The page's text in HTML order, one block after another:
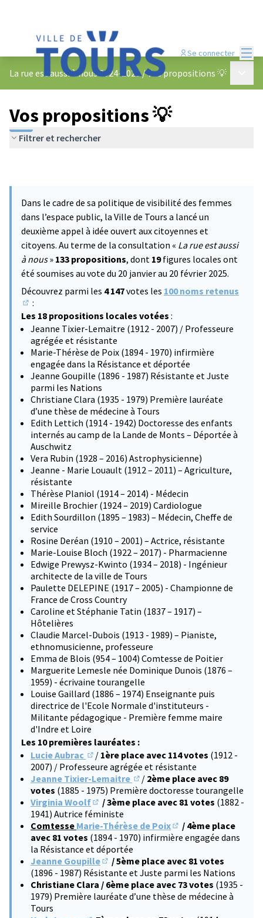
Se connecter
La rue est aussi à nous 2024-2025 /Vos propositions 💡
Vos propositions 💡
Filtrer et rechercher
Dans le cadre de sa politique de visibilité des femmes
dans l’espace public, la Ville de Tours a lancé un
deuxième appel à idée ouvert aux citoyennes et
citoyens. Au terme de la consultation « La rue est aussi
à nous» 133 propositions, dont 19figures locales ont
été soumises au vote du 20 janvier au 20 février 2025.
Découvrez parmi les 4 147votes les 100 noms retenus
(S'ouvre dans un nouvel onglet)
:
Les 18 propositions locales votées :
Jeanne Tixier-Lemaitre (1912 - 2007) / Professeure
agrégée et résistante
Marie-Thérèse de Poix (1894 - 1970) infirmière
engagée dans la Résistance et déportée
Jeanne Goupille (1896 - 1987) Résistante et Juste
parmi les Nations
Christiane Clara (1935 - 1979) Première lauréate
d’une thèse de médecine à Tours
Edith Lettich (1914 - 1942) Doctoresse des enfants
internés au camp de la Lande de Monts – Déportée à
Auschwitz
Vera Rubin (1928 – 2016) Astrophysicienne)
Jeanne - Marie Louault (1912 – 2011) – Agriculture,
résistante
Thérèse Planiol (1914 – 2014) - Médecin
Mireille Brochier (1924 – 2019) Cardiologue
Edith Sourdillon (1895 – 1983) – Médecin, Cheffe de
service
Rosine Deréan (1910 – 2001) – Actrice, résistante
Marie-Louise Bloch (1922 – 2017) - Pharmacienne
Edwige Prewysz-Kwinto (1934 – 2018) - Ingénieur
architecte de la ville de Tours
Paulette DELEPINE (1917 – 2005) - Championne de
France de Cross Country
Caroline et Stéphanie Tatin (1837 – 1917) –
Hôtelières
Claudie Marcel-Dubois (1913 - 1989) – Pianiste,
ethnomusicienne, professeure
Emma de Blois (954 – 1004) Comtesse de Poitier
Marguerite Lemesle née Dominique Dunois (1876 –
1959) - écrivaine tourangelle
Louise Gaillard (1886 – 1974) Enseignante puis
directrice de l'Ecole Normale d'instituteurs -
Militante pédagogique - Première femme maire
d'Indre et Loire
Les 10 premières lauréates :
Lucie Aubrac
(S'ouvre dans un nouvel onglet)
/ 1ère place avec 114 votes (1912 -
2007) / Professeure agrégée et résistante
Jeanne Tixier-Lemaitre
(S'ouvre dans un nouvel onglet)
/ 2ème place avec 89
votes (1885 - 1975) Première doctoresse tourangelle
Virginia Woolf
(S'ouvre dans un nouvel onglet)
/ 3ème place avec 81 votes (1882 -
1941) Autrice féministe
Comtesse Marie-Thérèse de Poix
(S'ouvre dans un
/ 4ème place
avec 81 votes (1894 - 1970) infirmière engagée dans
la Résistance et déportée
Jeanne Goupille
(S'ouvre dans un nouvel onglet)
/ 5ème place avec 81 votes
(1896 - 1987) Résistante et Juste parmi les Nations
Christiane Clara / 6ème place avec 73 votes (1935 -
1979) Première lauréate d’une thèse de médecine à
Tours